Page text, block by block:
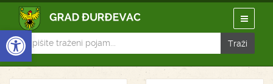
Open toolbar